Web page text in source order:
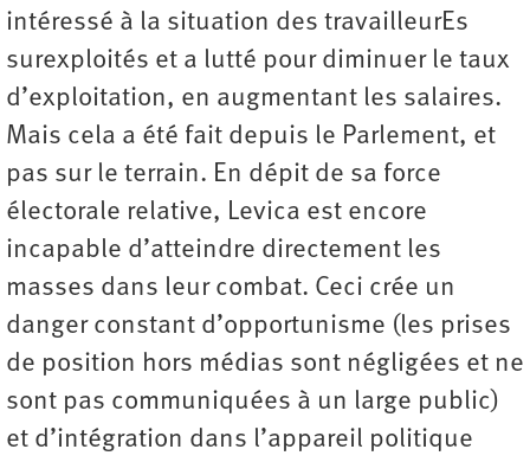
intéressé à la situation des travailleurEs
surexploités et a lutté pour diminuer le taux
d’exploitation, en augmentant les salaires.
Mais cela a été fait depuis le Parlement, et
pas sur le terrain. En dépit de sa force
électorale relative, Levica est encore
incapable d’atteindre directement les
masses dans leur combat. Ceci crée un
danger constant d’opportunisme (les prises
de position hors médias sont négligées et ne
sont pas communiquées à un large public)
et d’intégration dans l’appareil politique